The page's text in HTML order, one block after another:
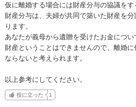
仮に離婚する場合には財産分与の協議をす
財産分与は、夫婦が共同で築いた財産を
ります。
あなたが義母から遺贈を受けたお金につ
財産ということはできませんので、離婚
ならないと考えられます。
以上参考にしてください。
役に立った 1